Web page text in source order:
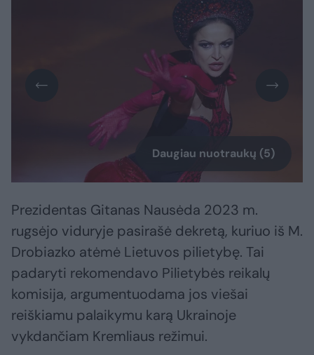
Daugiau nuotraukų (5)
Prezidentas Gitanas Nausėda 2023 m.
rugsėjo viduryje pasirašė dekretą, kuriuo iš M.
Drobiazko atėmė Lietuvos pilietybę. Tai
padaryti rekomendavo Pilietybės reikalų
komisija, argumentuodama jos viešai
reiškiamu palaikymu karą Ukrainoje
vykdančiam Kremliaus režimui.